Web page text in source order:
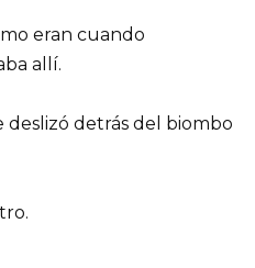
eran cuando
allí.
deslizó detrás del biombo